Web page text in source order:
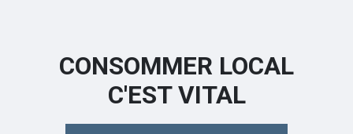
CONSOMMER LOCAL
C'EST VITAL